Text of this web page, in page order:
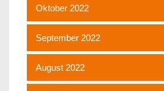
Oktober 2022
September 2022
August 2022